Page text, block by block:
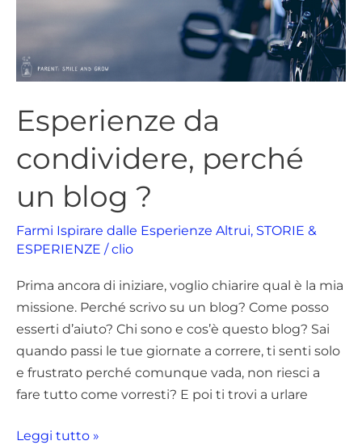
Esperienze da
condividere, perché
un blog ?
Farmi Ispirare dalle Esperienze Altrui, STORIE &
ESPERIENZE /clio
Prima ancora di iniziare, voglio chiarire qual è la mia
missione. Perché scrivo su un blog? Come posso
esserti d’aiuto? Chi sono e cos’è questo blog? Sai
quando passi le tue giornate a correre, ti senti solo
e frustrato perché comunque vada, non riesci a
fare tutto come vorresti? E poi ti trovi a urlare
Leggi tutto »